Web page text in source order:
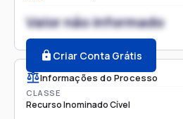
Valor não informado
Criar Conta Grátis
Informações do Processo
CLASSE
Recurso Inominado Cível